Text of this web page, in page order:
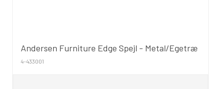
Andersen Furniture Edge Spejl - Metal/Egetræ
4-433001